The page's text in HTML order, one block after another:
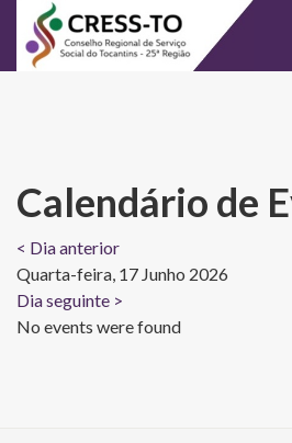
Calendário de
< Dia anterior
Quarta-feira, 17 Junho 2026
Dia seguinte >
No events were found